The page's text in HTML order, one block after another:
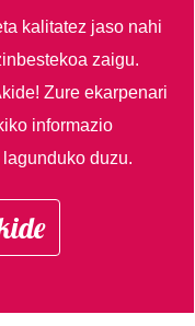
kalitatez jaso nahi
zaigu.
Zure ekarpenari
informazio
duzu.